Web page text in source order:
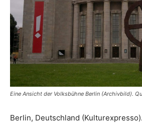
Eine Ansicht der Volksbühne Berlin (Archivbild).
Berlin, Deutschland